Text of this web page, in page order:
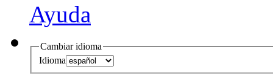
Ayuda
Cambiar idioma
Idioma